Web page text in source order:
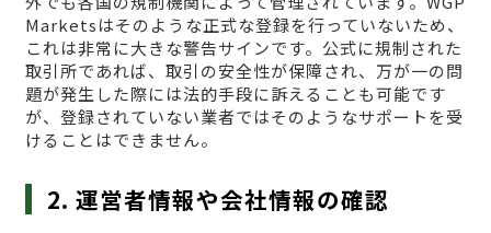
Marketsはそのような正式な登録を行っていないため、
これは非常に大きな警告サインです。公式に規制された
取引所であれば、取引の安全性が保障され、万が一の問
題が発生した際には法的手段に訴えることも可能です
が、登録されていない業者ではそのようなサポートを受
けることはできません。
2. 運営者情報や会社情報の確認